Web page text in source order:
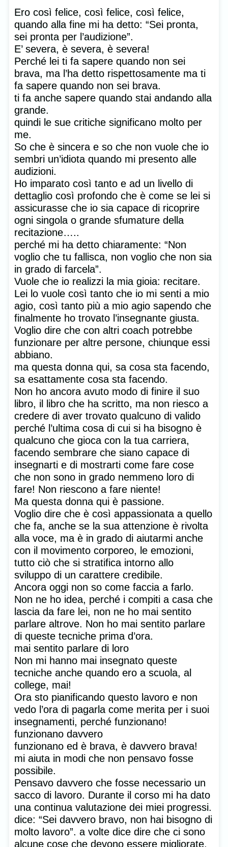
Ero così felice, così felice, così felice,
quando alla fine mi ha detto: “Sei pronta,
sei pronta per l’audizione”.
E’ severa, è severa, è severa!
Perché lei ti fa sapere quando non sei
brava, ma l’ha detto rispettosamente ma ti
fa sapere quando non sei brava.
ti fa anche sapere quando stai andando alla
grande.
quindi le sue critiche significano molto per
me.
So che è sincera e so che non vuole che io
sembri un’idiota quando mi presento alle
audizioni.
Ho imparato così tanto e ad un livello di
dettaglio così profondo che è come se lei si
assicurasse che io sia capace di ricoprire
ogni singola o grande sfumature della
recitazione…..
perché mi ha detto chiaramente: “Non
voglio che tu fallisca, non voglio che non sia
in grado di farcela”.
Vuole che io realizzi la mia gioia: recitare.
Lei lo vuole così tanto che io mi senti a mio
agio, così tanto più a mio agio sapendo che
finalmente ho trovato l’insegnante giusta.
Voglio dire che con altri coach potrebbe
funzionare per altre persone, chiunque essi
abbiano.
ma questa donna qui, sa cosa sta facendo,
sa esattamente cosa sta facendo.
Non ho ancora avuto modo di finire il suo
libro, il libro che ha scritto, ma non riesco a
credere di aver trovato qualcuno di valido
perché l’ultima cosa di cui si ha bisogno è
qualcuno che gioca con la tua carriera,
facendo sembrare che siano capace di
insegnarti e di mostrarti come fare cose
che non sono in grado nemmeno loro di
fare! Non riescono a fare niente!
Ma questa donna qui è passione.
Voglio dire che è così appassionata a quello
che fa, anche se la sua attenzione è rivolta
alla voce, ma è in grado di aiutarmi anche
con il movimento corporeo, le emozioni,
tutto ciò che si stratifica intorno allo
sviluppo di un carattere credibile.
Ancora oggi non so come faccia a farlo.
Non ne ho idea, perché i compiti a casa che
lascia da fare lei, non ne ho mai sentito
parlare altrove. Non ho mai sentito parlare
di queste tecniche prima d’ora.
mai sentito parlare di loro
Non mi hanno mai insegnato queste
tecniche anche quando ero a scuola, al
college, mai!
Ora sto pianificando questo lavoro e non
vedo l’ora di pagarla come merita per i suoi
insegnamenti, perché funzionano!
funzionano davvero
funzionano ed è brava, è davvero brava!
mi aiuta in modi che non pensavo fosse
possibile.
Pensavo davvero che fosse necessario un
sacco di lavoro. Durante il corso mi ha dato
una continua valutazione dei miei progressi.
dice: “Sei davvero bravo, non hai bisogno di
molto lavoro”. a volte dice dire che ci sono
alcune cose che devono essere migliorate,